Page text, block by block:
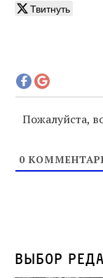
Твитнуть
Пожалуйста,
0
Выбор